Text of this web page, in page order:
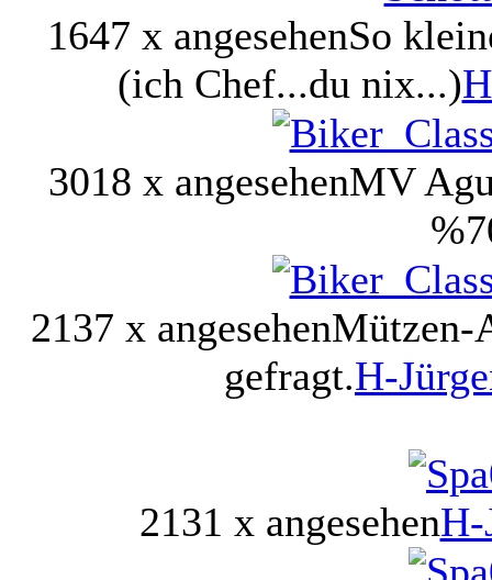
1647 x angesehenSo
(ich Chef...du nix...)
3018 x angesehenMV
2137 x angesehenMützen-
gefragt.H-
2131 x angesehenH-